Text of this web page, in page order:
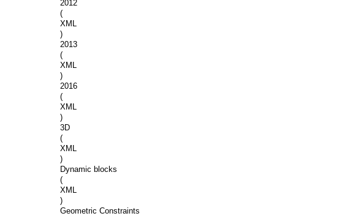
2012
(
XML
)
2013
(
XML
)
2016
(
XML
)
3D
(
XML
)
Dynamic blocks
(
XML
)
Geometric Constraints